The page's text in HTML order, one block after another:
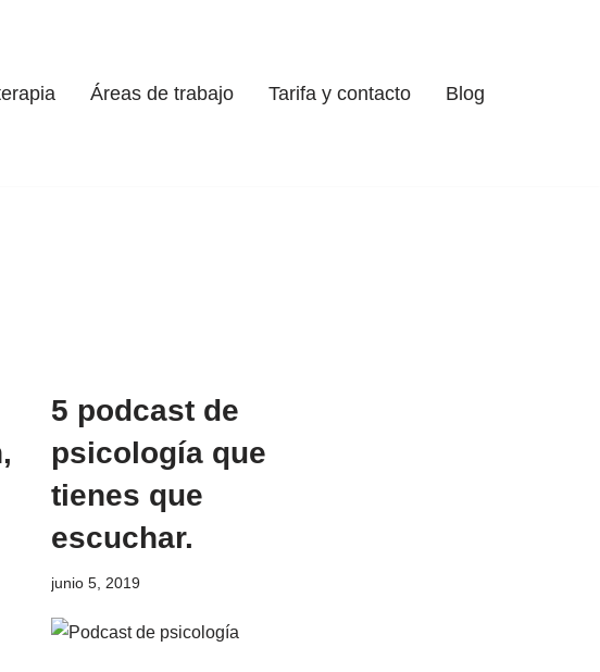
Áreas de trabajo Tarifa y contacto Blog
5 podcast de
psicología que
tienes que
escuchar.
junio 5, 2019